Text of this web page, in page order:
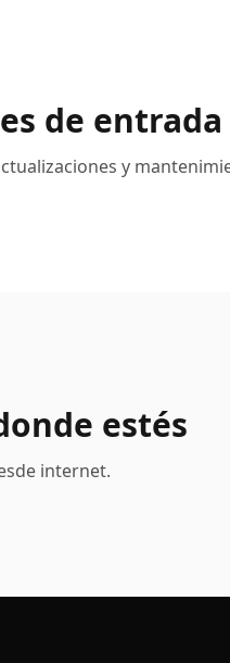
de entrada
y
estés
internet.